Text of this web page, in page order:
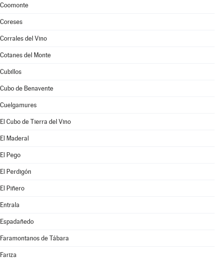
Coomonte
Coreses
Corrales del Vino
Cotanes del Monte
Cubillos
Cubo de Benavente
Cuelgamures
El Cubo de Tierra del Vino
El Maderal
El Pego
El Perdigón
El Piñero
Entrala
Espadañedo
Faramontanos de Tábara
Fariza